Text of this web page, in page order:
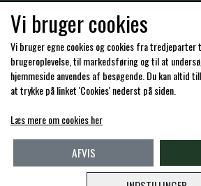
Hos os kan du betale med:
Vi bruger cookies
Vi bruger egne cookies og cookies fra tredjeparter
brugeroplevelse, til markedsføring og til at
hjemmeside anvendes af besøgende. Du kan altid
at trykke på linket 'Cookies' nederst på siden.
Læs mere om cookies her
AFVIS